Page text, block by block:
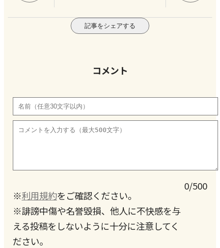
記事をシェアする
コメント
※利用規約をご確認ください。
※誹謗中傷や名誉毀損、他人に不快感を与
える投稿をしないように十分に注意してく
ださい。
0/500